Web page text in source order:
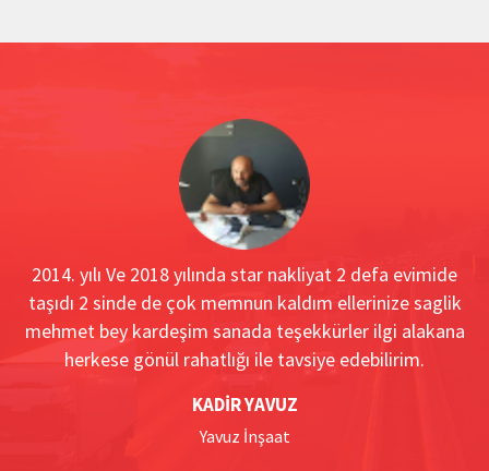
2014. yılı Ve 2018 yılında star nakliyat 2 defa evimide
taşıdı 2 sinde de çok memnun kaldım ellerinize saglik
mehmet bey kardeşim sanada teşekkürler ilgi alakana
herkese gönül rahatlığı ile tavsiye edebilirim.
KADIR YAVUZ
Yavuz İnşaat